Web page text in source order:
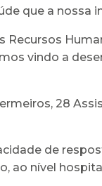
que a
Recursos
vindo a
28
de
ao nível